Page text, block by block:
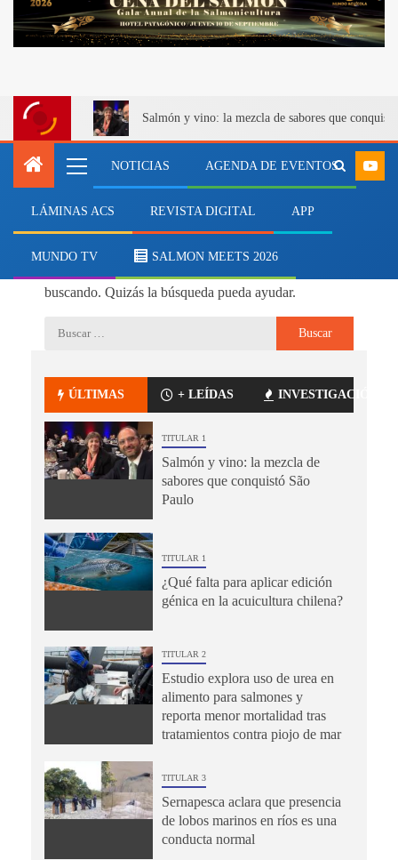
Salmón y vino: la mezcla de sabores que
NOTICIAS AGENDA DE EVENTOS
LÁMINAS ACS REVISTA DIGITAL APP
MUNDO TV SALMON MEETS 2026
No se ha encontrado nada
buscando. Quizás la búsqueda pueda ayudar.
ÚLTIMAS + LEÍDAS INVESTIGACIÓN
TITULAR 1
Salmón y vino: la mezcla de
sabores que conquistó São
Paulo
TITULAR 1
¿Qué falta para aplicar edición
génica en la acuicultura chilena?
TITULAR 2
Estudio explora uso de urea en
alimento para salmones y
reporta menor mortalidad tras
tratamientos contra piojo de mar
TITULAR 3
Sernapesca aclara que presencia
de lobos marinos en ríos es una
conducta normal